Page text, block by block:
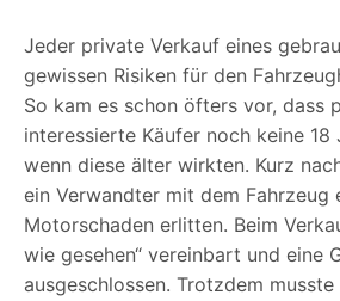
Jeder private Verkauf eines
gewissen Risiken für den
So kam es schon öfters vor, dass
interessierte Käufer noch keine 18
wenn diese älter wirkten. Kurz
ein Verwandter mit dem Fahrzeug
Motorschaden erlitten. Beim
wie gesehen“ vereinbart und eine
ausgeschlossen. Trotzdem